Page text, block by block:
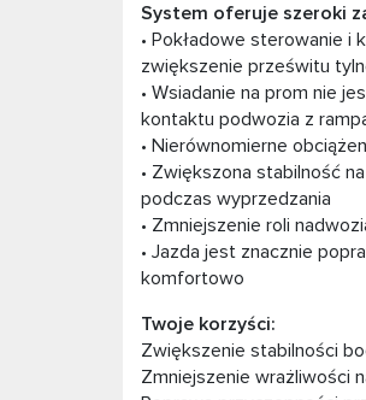
System oferuje szeroki
• Pokładowe sterowanie i
zwiększenie prześwitu
• Wsiadanie na prom nie
kontaktu podwozia z
• Nierównomierne
• Zwiększona stabilność
podczas wyprzedzania
• Zmniejszenie roli
• Jazda jest znacznie
komfortowo
Twoje korzyści:
Zwiększenie stabilności
Zmniejszenie wrażliwości